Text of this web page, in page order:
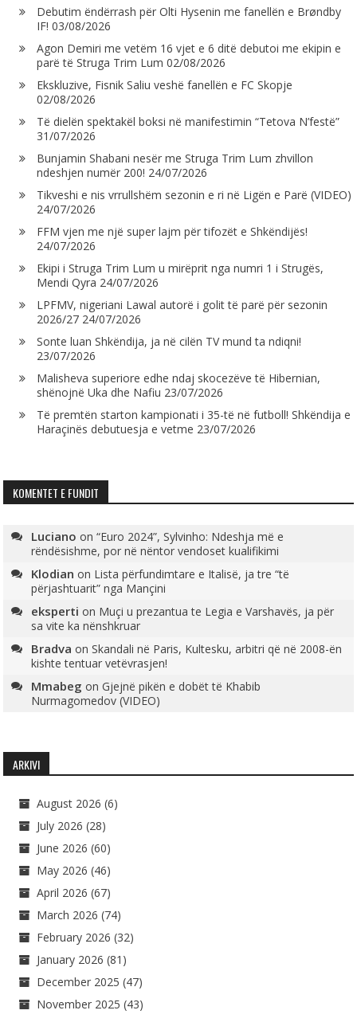
Debutim ëndërrash për Olti Hysenin me fanellën e Brøndby
IF! 03/08/2026
Agon Demiri me vetëm 16 vjet e 6 ditë debutoi me ekipin e
parë të Struga Trim Lum 02/08/2026
Ekskluzive, Fisnik Saliu veshë fanellën e FC Skopje
02/08/2026
Të dielën spektakël boksi në manifestimin “Tetova N’festë”
31/07/2026
Bunjamin Shabani nesër me Struga Trim Lum zhvillon
ndeshjen numër 200! 24/07/2026
Tikveshi e nis vrrullshëm sezonin e ri në Ligën e Parë (VIDEO)
24/07/2026
FFM vjen me një super lajm për tifozët e Shkëndijës!
24/07/2026
Ekipi i Struga Trim Lum u mirëprit nga numri 1 i Strugës,
Mendi Qyra 24/07/2026
LPFMV, nigeriani Lawal autorë i golit të parë për sezonin
2026/27 24/07/2026
Sonte luan Shkëndija, ja në cilën TV mund ta ndiqni!
23/07/2026
Malisheva superiore edhe ndaj skocezëve të Hibernian,
shënojnë Uka dhe Nafiu 23/07/2026
Të premtën starton kampionati i 35-të në futboll! Shkëndija e
Haraçinës debutuesja e vetme 23/07/2026
KOMENTET E FUNDIT
Luciano on“Euro 2024”, Sylvinho: Ndeshja më e
rëndësishme, por në nëntor vendoset kualifikimi
Klodian on Lista përfundimtare e Italisë, ja tre “të
përjashtuarit” nga Mançini
eksperti on Muçi u prezantua te Legia e Varshavës, ja për
sa vite ka nënshkruar
Bradva onSkandali në Paris, Kultesku, arbitri që në 2008-ën
kishte tentuar vetëvrasjen!
Mmabeg onGjejnë pikën e dobët të Khabib
Nurmagomedov (VIDEO)
ARKIVI
August 2026 (6)
July 2026 (28)
June 2026 (60)
May 2026 (46)
April 2026 (67)
March 2026 (74)
February 2026 (32)
January 2026 (81)
December 2025 (47)
November 2025 (43)